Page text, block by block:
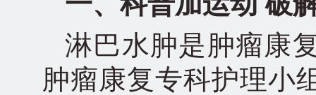
淋巴水肿是肿瘤康
肿瘤康复专科护理小